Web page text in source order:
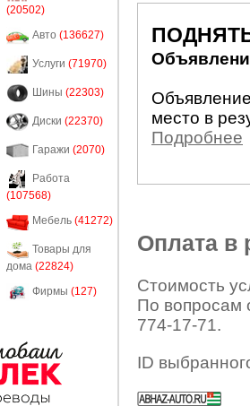
(20502)
Авто (136627)
Услуги (71970)
Шины (22303)
Диски (22370)
Гаражи (2070)
Работа
(107568)
Мебель (41272)
Товары для
дома (22824)
Фирмы (127)
место в
Подробнее
Оплата в
Стоимость
По вопросам
774-17-71.
ID